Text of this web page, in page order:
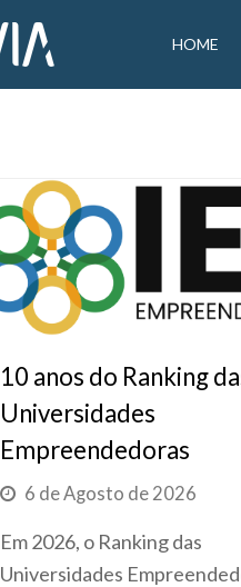
HOME
10 anos do Ranking
Universidades
Empreendedoras
6 de Agosto de 2026
Em 2026, o Ranking das
Universidades